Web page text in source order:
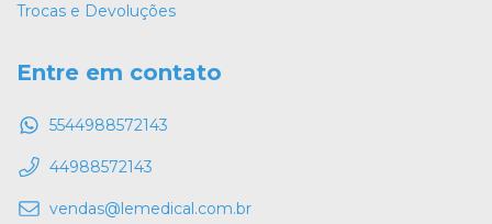
Trocas e Devoluções
Entre em contato
5544988572143
44988572143
vendas@lemedical.com.br